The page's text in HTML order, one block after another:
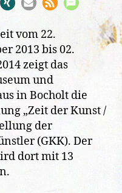
vom 22.
2013 bis 02.
zeigt das
und
in Bocholt die
„Zeit der Kunst /
der
(GKK). Der
dort mit 13